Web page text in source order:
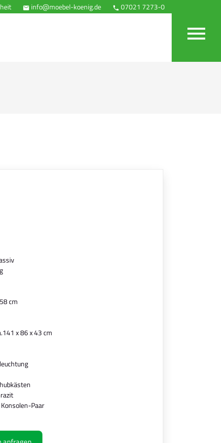
 info@moebel-koenig.de  07021 7273-0
cm
x 86 x 43 cm
Paar